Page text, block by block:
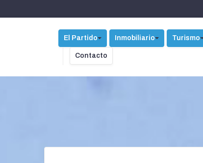
El Partido Inmobiliario Turismo
Contacto